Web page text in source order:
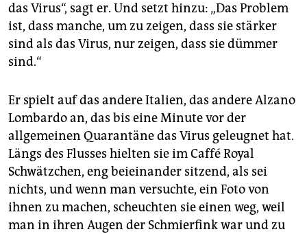
das Virus“, sagt er. Und setzt hinzu: „Das Problem
ist, dass manche, um zu zeigen, dass sie stärker
sind als das Virus, nur zeigen, dass sie dümmer
sind.“
Er spielt auf das andere Italien, das andere Alzano
Lombardo an, das bis eine Minute vor der
allgemeinen Quarantäne das Virus geleugnet hat.
Längs des Flusses hielten sie im Caffé Royal
Schwätzchen, eng beieinander sitzend, als sei
nichts, und wenn man versuchte, ein Foto von
ihnen zu machen, scheuchten sie einen weg, weil
man in ihren Augen der Schmierfink war und zu